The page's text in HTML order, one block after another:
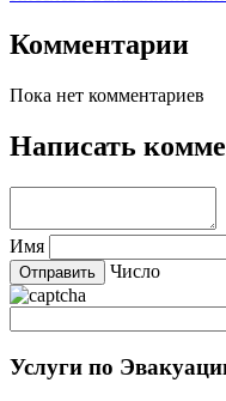
Комментарии
Пока нет комментариев
Написать
Имя
Число
Услуги по